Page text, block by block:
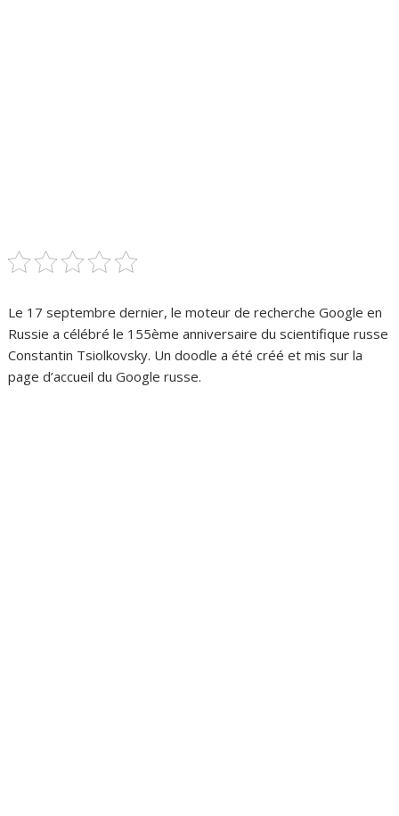
Le 17 septembre dernier, le moteur de recherche Google en
Russie a célébré le 155ème anniversaire du scientifique russe
Constantin Tsiolkovsky. Un doodle a été créé et mis sur la
page d’accueil du Google russe.